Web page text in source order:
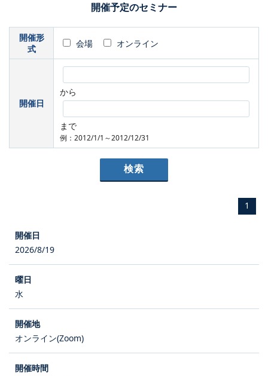
開催予定のセミナー
開催形
式
会場 オンライン
開催日
から
まで
例：2012/1/1～2012/12/31
1
2026/8/19
水
オンライン(Zoom)